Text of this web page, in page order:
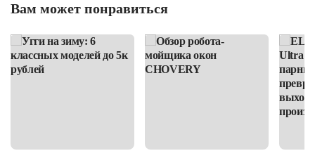
Вам может понравиться